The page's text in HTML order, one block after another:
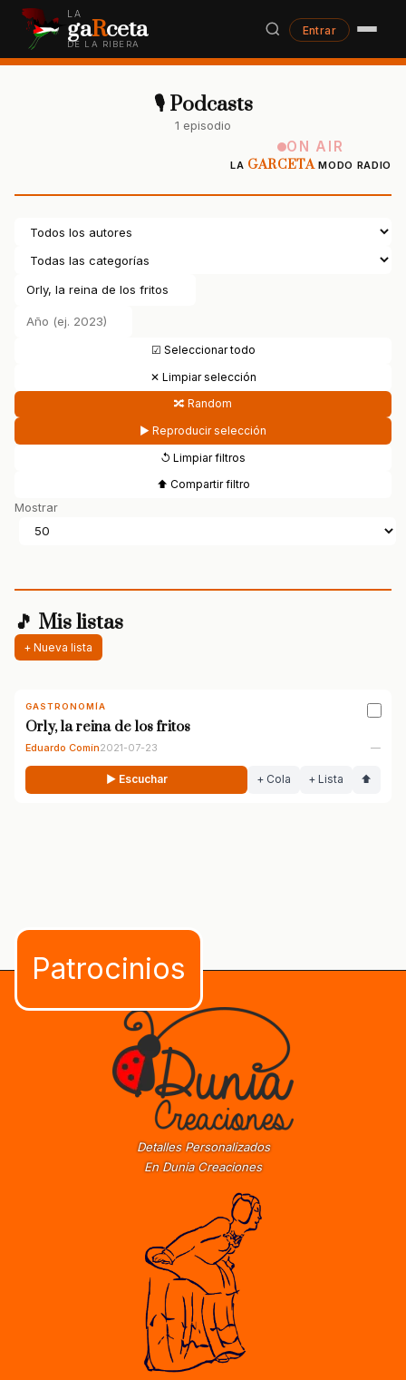
LA
gaRceta
DE LA RIBERA
Entrar
🎙 Podcasts
1 episodio
ON AIR
LA GARCETAMODO RADIO
☑ Seleccionar todo
✕ Limpiar selección
🔀 Random
▶ Reproducir selección
↺ Limpiar filtros
⬆ Compartir filtro
Mostrar
🎵 Mis listas
+ Nueva lista
GASTRONOMÍA
Orly, la reina de los fritos
Eduardo Comín2021-07-23 —
▶ Escuchar + Cola + Lista ⬆
Detalles Personalizados
En Dunia Creaciones